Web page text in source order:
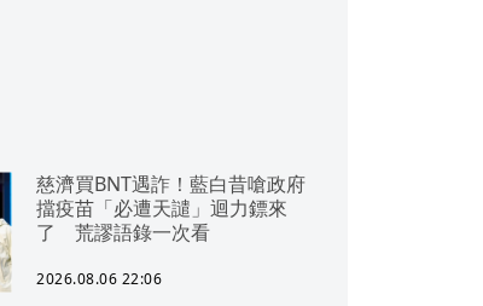
慈濟買BNT遇詐！藍白昔嗆政府
擋疫苗「必遭天譴」迴力鏢來
了 荒謬語錄一次看
2026.08.06 22:06